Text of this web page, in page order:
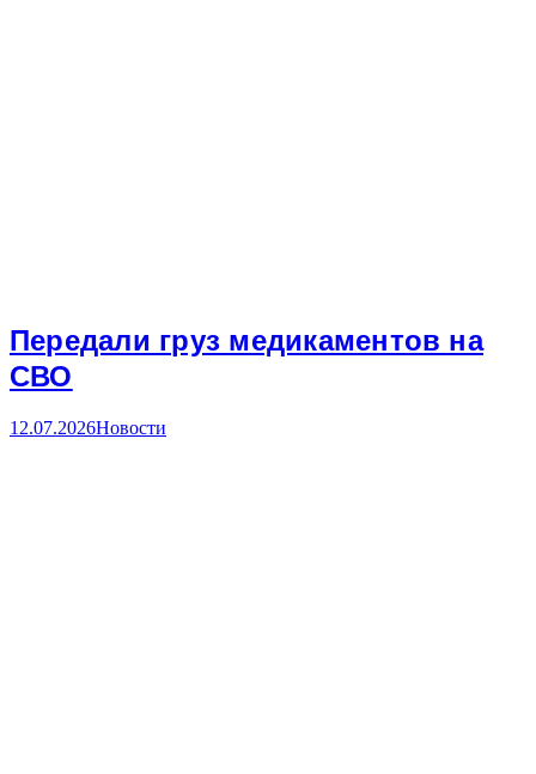
Передали груз медикаментов на
СВО
12.07.2026Новости